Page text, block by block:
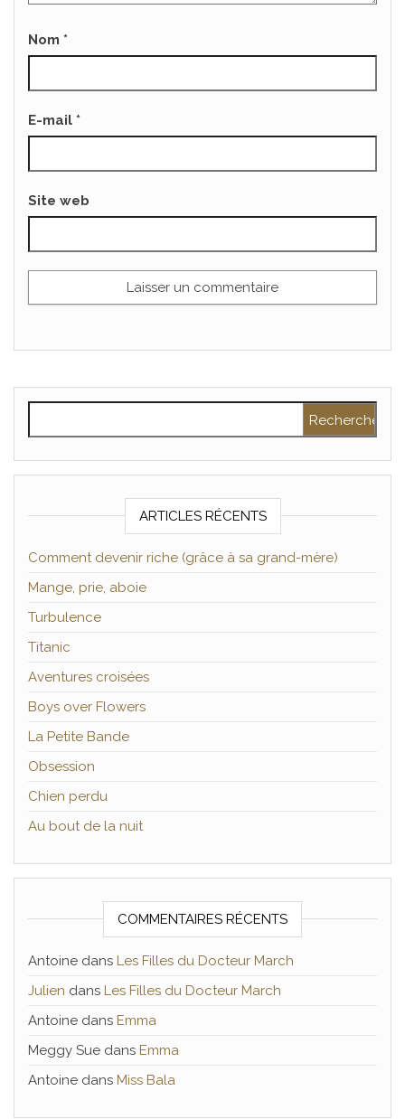
Nom *
E-mail *
Site web
ARTICLES RÉCENTS
Comment devenir riche (grâce à sa grand-mère)
Mange, prie, aboie
Turbulence
Titanic
Aventures croisées
Boys over Flowers
La Petite Bande
Obsession
Chien perdu
Au bout de la nuit
COMMENTAIRES RÉCENTS
Antoine dans Les Filles du Docteur March
Julien dans Les Filles du Docteur March
Antoine dans Emma
Meggy Sue dans Emma
Antoine dans Miss Bala